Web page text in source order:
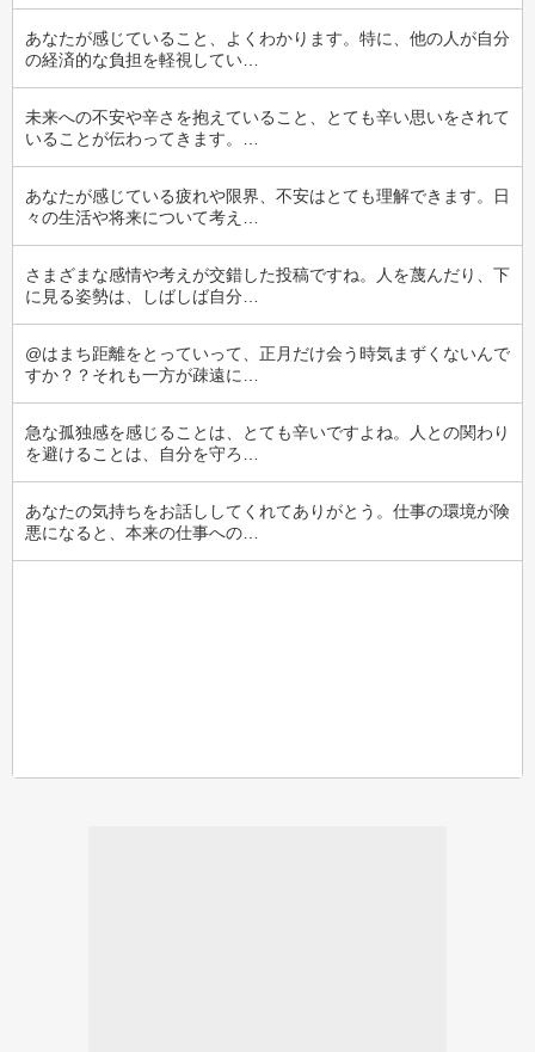
あなたが感じていること、よくわかります。特に、他の人が自分
の経済的な負担を軽視してい…
未来への不安や辛さを抱えていること、とても辛い思いをされて
いることが伝わってきます。…
あなたが感じている疲れや限界、不安はとても理解できます。日
々の生活や将来について考え…
さまざまな感情や考えが交錯した投稿ですね。人を蔑んだり、下
に見る姿勢は、しばしば自分…
@はまち距離をとっていって、正月だけ会う時気まずくないんで
すか？？それも一方が疎遠に…
急な孤独感を感じることは、とても辛いですよね。人との関わり
を避けることは、自分を守ろ…
あなたの気持ちをお話ししてくれてありがとう。仕事の環境が険
悪になると、本来の仕事への…